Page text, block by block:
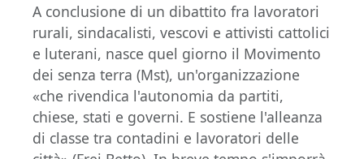
A conclusione di un dibattito fra lavoratori
rurali, sindacalisti, vescovi e attivisti cattolici
e luterani, nasce quel giorno il Movimento
dei senza terra (Mst), un'organizzazione
«che rivendica l'autonomia da partiti,
chiese, stati e governi. E sostiene l'alleanza
di classe tra contadini e lavoratori delle